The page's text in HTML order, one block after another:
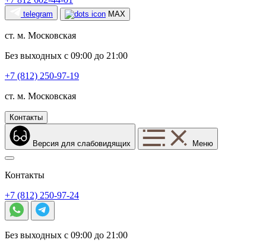
telegram MAX
ст. м. Московская
Без выходных с 09:00 до 21:00
+7 (812) 250-97-19
ст. м. Московская
Контакты
Версия для слабовидящих Меню
Контакты
+7 (812) 250-97-24
Без выходных с 09:00 до 21:00